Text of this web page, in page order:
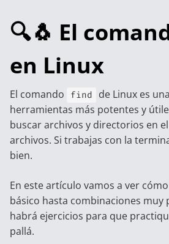
🔍🐧 El
en Linux
El comando find
de Linux es
herramientas más potentes y
buscar archivos y directorios en
archivos. Si trabajas con la
bien.
En este artículo vamos a ver
básico hasta combinaciones muy
habrá ejercicios para que
pallá.